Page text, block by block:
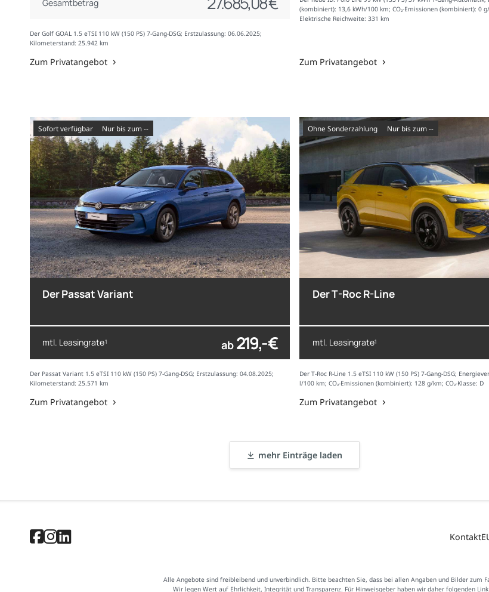
Gesamtbetrag
Der Golf GOAL 1.5 eTSI 110 kW (150 PS) 7-Gang-DSG; Erstzulassung: 06.06.2025;
Kilometerstand: 25.942 km
Zum Privatangebot
(kombiniert): 13,6 kWh/100 km; CO₂-Emissionen (kombiniert): 0 g/
Elektrische Reichweite: 331 km
Zum Privatangebot
sofort verfügbar nur bis zum --
Der Passat Variant
mtl. Leasingrate1 ab 219,- €
Der Passat Variant 1.5 eTSI 110 kW (150 PS) 7-Gang-DSG; Erstzulassung: 04.08.2025;
Kilometerstand: 25.571 km
Zum Privatangebot
Ohne Sonderzahlung nur bis zum --
Der T-Roc R-Line
mtl. Leasingrate1
Der T-Roc R-Line 1.5 eTSI 110 kW (150 PS) 7-Gang-DSG;
l/100 km; CO₂-Emissionen (kombiniert): 128 g/km; CO₂-Klasse: D
Zum Privatangebot
mehr Einträge laden
Kontakt
Alle Angebote sind freibleibend und unverbindlich. Bitte beachten Sie, dass bei allen Angaben und Bilder zum
Wir legen Wert auf Ehrlichkeit, Integrität und Transparenz. Für Hinweisgeber haben wir daher folgenden